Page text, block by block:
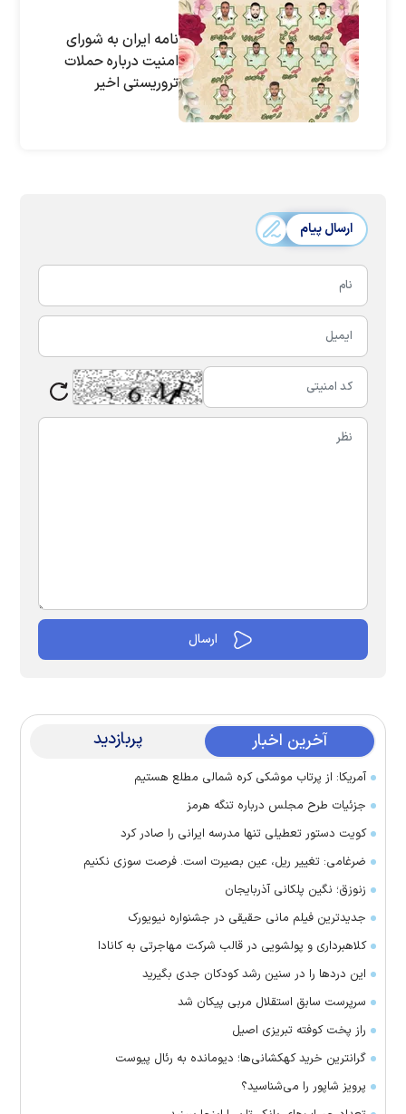
نامه ایران به شورای
امنیت درباره حملات
تروریستی اخیر
ارسال پیام
آخرین اخبار پربازدید
آمریکا: از پرتاب موشکی کره شمالی مطلع هستیم
جزئیات طرح مجلس درباره تنگه هرمز
کویت دستور تعطیلی تنها مدرسه ایرانی را صادر کرد
ضرغامی: تغییر ریل، عین بصیرت است. فرصت سوزی نکنیم
زنوزق؛ نگین پلکانی آذربایجان
جدیدترین فیلم مانی حقیقی در جشنواره نیویورک
کلاهبرداری و پولشویی در قالب شرکت مهاجرتی به کانادا
این درد‌ها را در سنین رشد کودکان جدی بگیرید
سرپرست سابق استقلال مربی پیکان شد
راز پخت کوفته تبریزی اصیل
گرانترین خرید کهکشانی‌ها؛ دیومانده به رئال پیوست
پرویز شاپور را می‌شناسید؟